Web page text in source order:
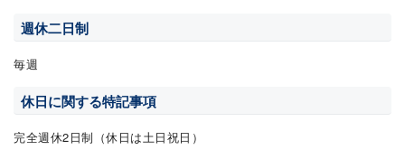
週休二日制
毎週
休日に関する特記事項
完全週休2日制（休日は土日祝日）